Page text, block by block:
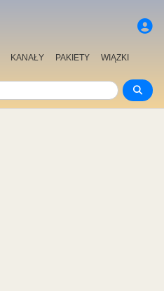
KANAŁY PAKIETY
WIĄZKI